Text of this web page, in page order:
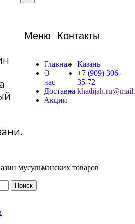
Меню
Главная
О
нас
Доставка
Акции
Контакты
Казань
+7 (909) 306-
35-72
мусульманских товаров
Поиск